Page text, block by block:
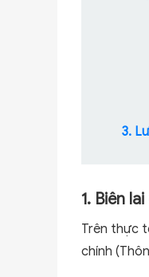
3.
1. Biên
Trên thực
chính